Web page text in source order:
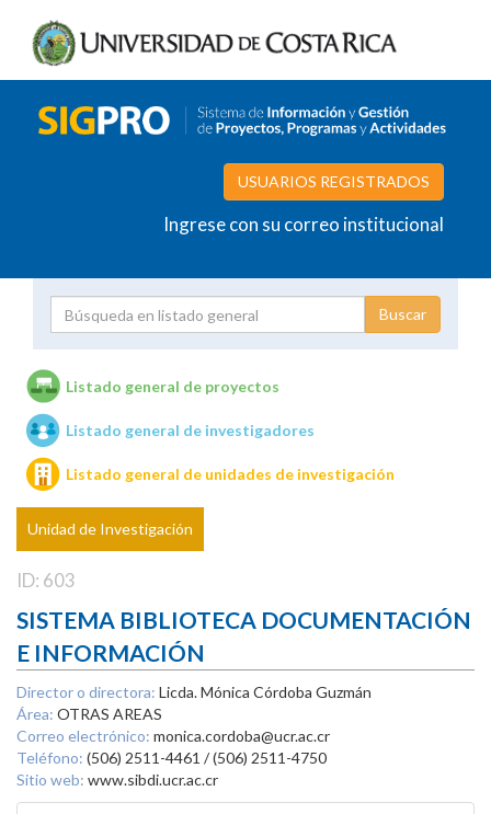
USUARIOS REGISTRADOS
Ingrese con su correo institucional
Unidades de investigación
Listado general de proyectos
Listado general de investigadores
Listado general de unidades de investigación
Unidad de Investigación
ID: 603
SISTEMA BIBLIOTECA DOCUMENTACIÓN
E INFORMACIÓN
Director o directora: Licda. Mónica Córdoba Guzmán
Área: OTRAS AREAS
Correo electrónico: monica.cordoba@ucr.ac.cr
Teléfono: (506) 2511-4461 / (506) 2511-4750
Sitio web: www.sibdi.ucr.ac.cr